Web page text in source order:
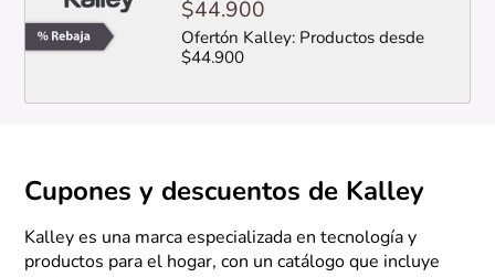
$44.900
Ofertón Kalley: Productos desde
$44.900
Cupones y descuentos de Kalley
Kalley es una marca especializada en tecnología y
productos para el hogar, con un catálogo que incluye